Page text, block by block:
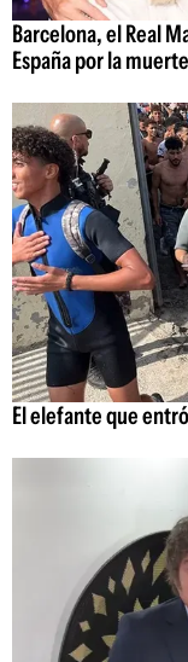
Barcelona, el Real
España por la
El elefante que